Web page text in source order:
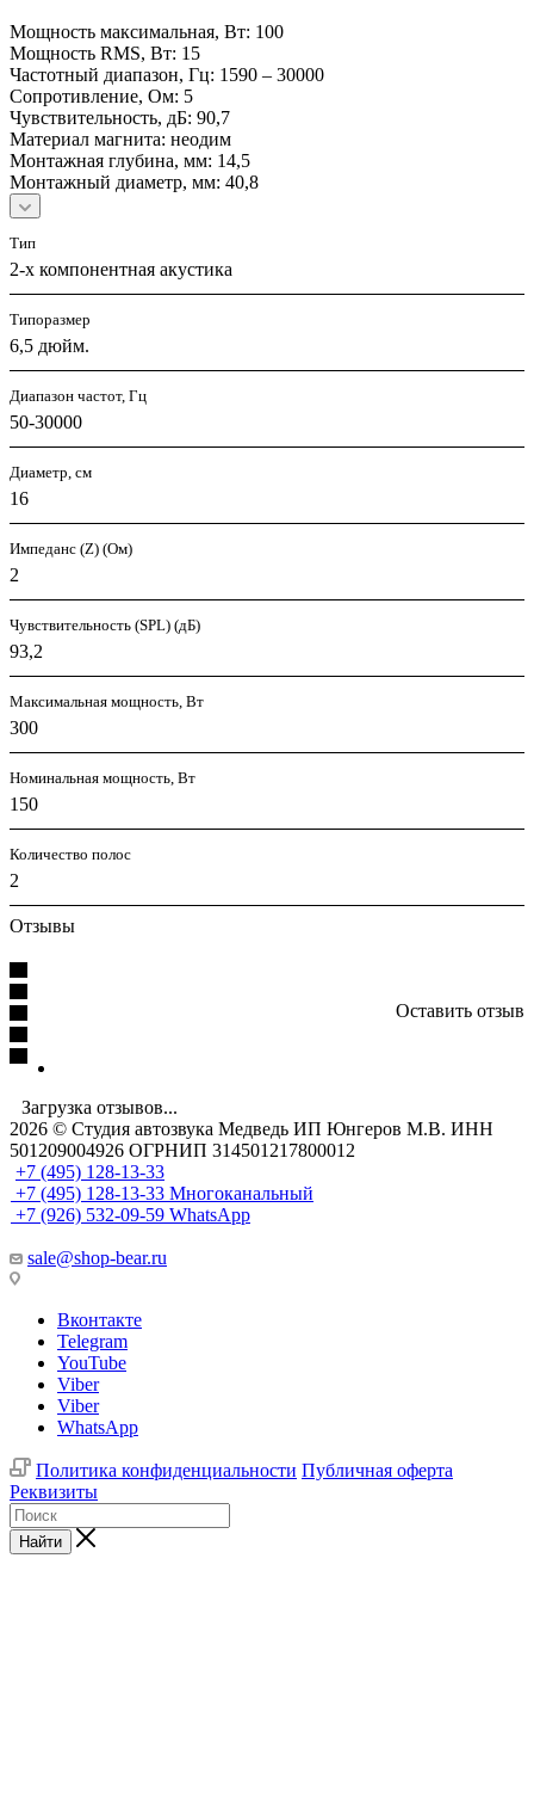
Мощность максимальная, Вт: 100
Мощность RMS, Вт: 15
Частотный диапазон, Гц: 1590 – 30000
Сопротивление, Ом: 5
Чувствительность, дБ: 90,7
Материал магнита: неодим
Монтажная глубина, мм: 14,5
Монтажный диаметр, мм: 40,8
Тип
2-х компонентная акустика
Типоразмер
6,5 дюйм.
Диапазон частот, Гц
50-30000
Диаметр, см
16
Импеданс (Z) (Ом)
2
Чувствительность (SPL) (дБ)
93,2
Максимальная мощность, Вт
300
Номинальная мощность, Вт
150
Количество полос
2
Отзывы
Оставить отзыв
Загрузка отзывов...
2026 © Cтудия автозвука Медведь ИП Юнгеров М.В. ИНН
501209004926 ОГРНИП 314501217800012
+7 (495) 128-13-33
+7 (495) 128-13-33 Многоканальный
+7 (926) 532-09-59 WhatsApp
sale@shop-bear.ru
Вконтакте
Telegram
YouTube
Viber
Viber
WhatsApp
Политика конфиденциальности Публичная оферта
Реквизиты
Найти